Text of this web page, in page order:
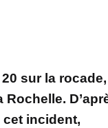
sur la
incident,